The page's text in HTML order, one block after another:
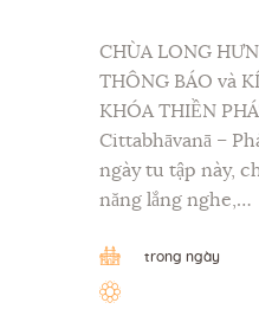
CHÙA LONG
THÔNG BÁO và
KHÓA THIỀN
Cittabhāvanā –
ngày tu tập này,
năng lắng nghe,…
trong ngày